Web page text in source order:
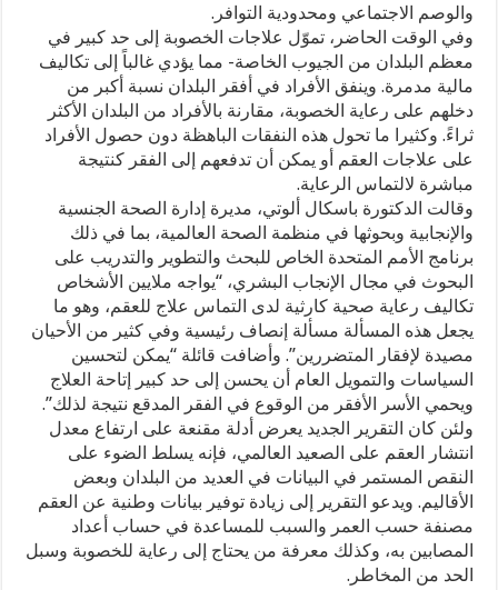
والوصم الاجتماعي ومحدودية التوافر.
وفي الوقت الحاضر، تموّل علاجات الخصوبة إلى حد كبير في
معظم البلدان من الجيوب الخاصة- مما يؤدي غالباً إلى تكاليف
مالية مدمرة. وينفق الأفراد في أفقر البلدان نسبة أكبر من
دخلهم على رعاية الخصوبة، مقارنة بالأفراد من البلدان الأكثر
ثراءً. وكثيرا ما تحول هذه النفقات الباهظة دون حصول الأفراد
على علاجات العقم أو يمكن أن تدفعهم إلى الفقر كنتيجة
مباشرة لالتماس الرعاية.
وقالت الدكتورة باسكال ألوتي، مديرة إدارة الصحة الجنسية
والإنجابية وبحوثها في منظمة الصحة العالمية، بما في ذلك
برنامج الأمم المتحدة الخاص للبحث والتطوير والتدريب على
البحوث في مجال الإنجاب البشري، “يواجه ملايين الأشخاص
تكاليف رعاية صحية كارثية لدى التماس علاج للعقم، وهو ما
يجعل هذه المسألة مسألة إنصاف رئيسية وفي كثير من الأحيان
مصيدة لإفقار المتضررين”. وأضافت قائلة “يمكن لتحسين
السياسات والتمويل العام أن يحسن إلى حد كبير إتاحة العلاج
ويحمي الأسر الأفقر من الوقوع في الفقر المدقع نتيجة لذلك”.
ولئن كان التقرير الجديد يعرض أدلة مقنعة على ارتفاع معدل
انتشار العقم على الصعيد العالمي، فإنه يسلط الضوء على
النقص المستمر في البيانات في العديد من البلدان وبعض
الأقاليم. ويدعو التقرير إلى زيادة توفير بيانات وطنية عن العقم
مصنفة حسب العمر والسبب للمساعدة في حساب أعداد
المصابين به، وكذلك معرفة من يحتاج إلى رعاية للخصوبة وسبل
الحد من المخاطر.